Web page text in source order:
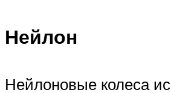
Нейлон
Нейлоновые колеса